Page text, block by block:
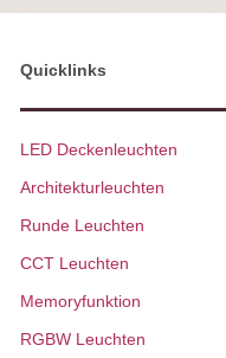
Quicklinks
LED Deckenleuchten
Architekturleuchten
Runde Leuchten
CCT Leuchten
Memoryfunktion
RGBW Leuchten